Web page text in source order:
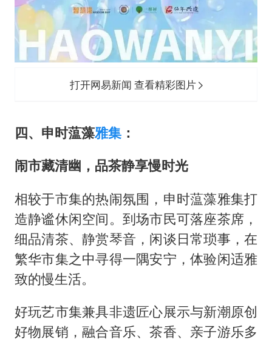
打开网易新闻 查看精彩图片
四、申时蕰藻雅集：
闹市藏清幽，品茶静享慢时光
相较于市集的热闹氛围，申时蕰藻雅集打
造静谧休闲空间。到场市民可落座茶席，
细品清茶、静赏琴音，闲谈日常琐事，在
繁华市集之中寻得一隅安宁，体验闲适雅
致的慢生活。
好玩艺市集兼具非遗匠心展示与新潮原创
好物展销，融合音乐、茶香、亲子游乐多